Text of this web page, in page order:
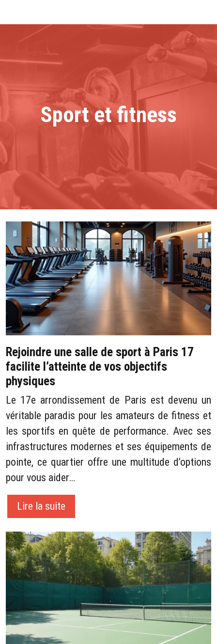
Sport et fitness
Rejoindre une salle de sport à Paris 17
facilite l’atteinte de vos objectifs
physiques
Le 17e arrondissement de Paris est devenu un
véritable paradis pour les amateurs de fitness et
les sportifs en quête de performance. Avec ses
infrastructures modernes et ses équipements de
pointe, ce quartier offre une multitude d’options
pour vous aider…
Lire la suite